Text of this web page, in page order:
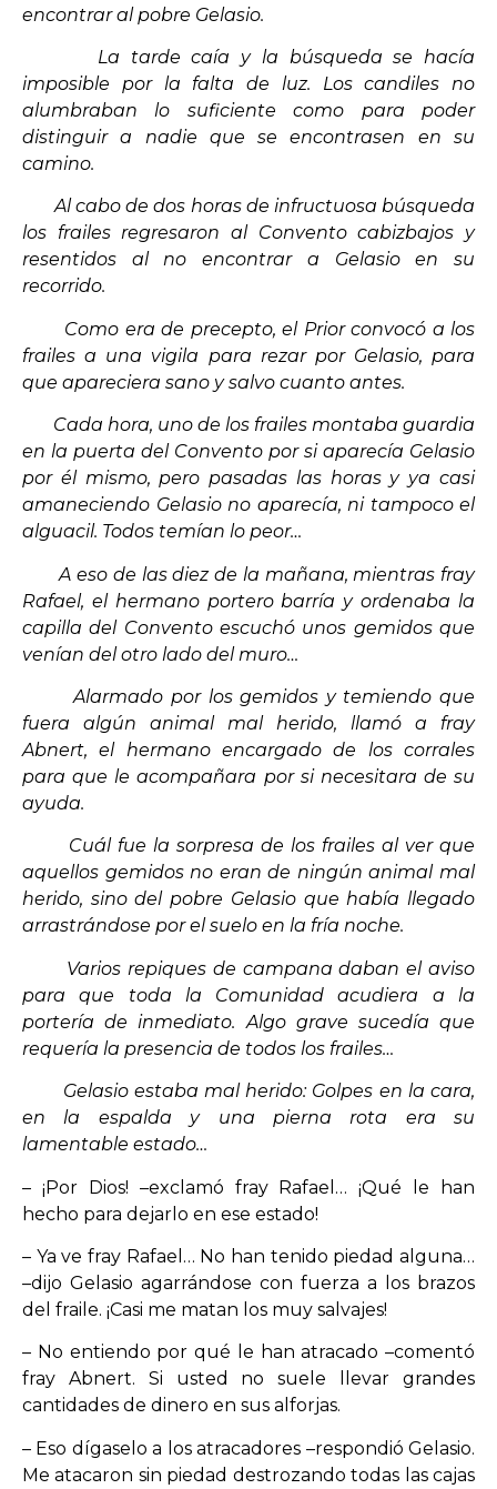
encontrar al pobre Gelasio.
La tarde caía y la búsqueda se hacía
imposible por la falta de luz. Los candiles no
alumbraban lo suficiente como para poder
distinguir a nadie que se encontrasen en su
camino.
Al cabo de dos horas de infructuosa búsqueda
los frailes regresaron al Convento cabizbajos y
resentidos al no encontrar a Gelasio en su
recorrido.
Como era de precepto, el Prior convocó a los
frailes a una vigila para rezar por Gelasio, para
que apareciera sano y salvo cuanto antes.
Cada hora, uno de los frailes montaba guardia
en la puerta del Convento por si aparecía Gelasio
por él mismo, pero pasadas las horas y ya casi
amaneciendo Gelasio no aparecía, ni tampoco el
alguacil. Todos temían lo peor…
A eso de las diez de la mañana, mientras fray
Rafael, el hermano portero barría y ordenaba la
capilla del Convento escuchó unos gemidos que
venían del otro lado del muro…
Alarmado por los gemidos y temiendo que
fuera algún animal mal herido, llamó a fray
Abnert, el hermano encargado de los corrales
para que le acompañara por si necesitara de su
ayuda.
Cuál fue la sorpresa de los frailes al ver que
aquellos gemidos no eran de ningún animal mal
herido, sino del pobre Gelasio que había llegado
arrastrándose por el suelo en la fría noche.
Varios repiques de campana daban el aviso
para que toda la Comunidad acudiera a la
portería de inmediato. Algo grave sucedía que
requería la presencia de todos los frailes…
Gelasio estaba mal herido: Golpes en la cara,
en la espalda y una pierna rota era su
lamentable estado…
– ¡Por Dios! –exclamó fray Rafael… ¡Qué le han
hecho para dejarlo en ese estado!
– Ya ve fray Rafael… No han tenido piedad alguna…
–dijo Gelasio agarrándose con fuerza a los brazos
del fraile. ¡Casi me matan los muy salvajes!
– No entiendo por qué le han atracado –comentó
fray Abnert. Si usted no suele llevar grandes
cantidades de dinero en sus alforjas.
– Eso dígaselo a los atracadores –respondió Gelasio.
Me atacaron sin piedad destrozando todas las cajas